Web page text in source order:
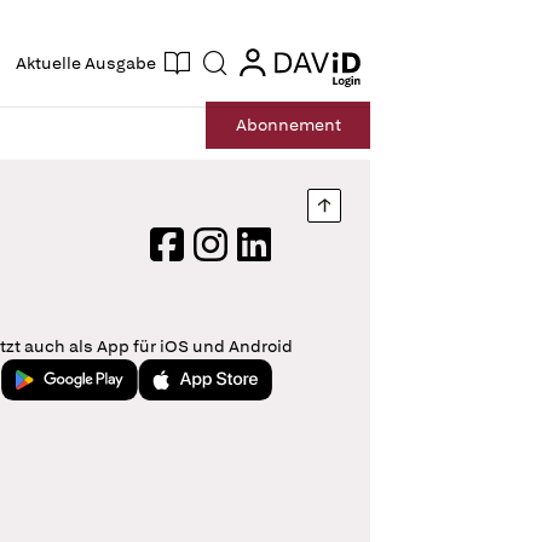
Aktuelle Ausgabe Suche login
login
Abonnement
Nach oben springen
FacebookInstagram
LinkedIn
auch als App für iOS und Android
Jetzt bei Google PlayLaden im App Store